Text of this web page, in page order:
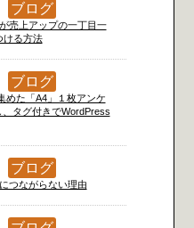
ブログ
売上アップの一丁目一
ける方法
ブログ
めた「A4」１枚アンケ
タグ付きでWordPress
ブログ
つながらない理由